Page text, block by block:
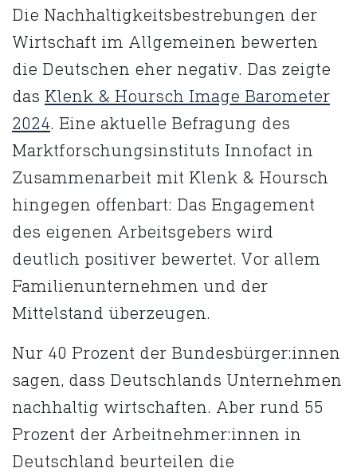
Die Nachhaltigkeitsbestrebungen der
Wirtschaft im Allgemeinen bewerten
die Deutschen eher negativ. Das zeigte
das Klenk & Hoursch Image Barometer
2024. Eine aktuelle Befragung des
Marktforschungsinstituts Innofact in
Zusammenarbeit mit Klenk & Hoursch
hingegen offenbart: Das Engagement
des eigenen Arbeitsgebers wird
deutlich positiver bewertet. Vor allem
Familienunternehmen und der
Mittelstand überzeugen.
Nur 40 Prozent der Bundesbürger:innen
sagen, dass Deutschlands Unternehmen
nachhaltig wirtschaften. Aber rund 55
Prozent der Arbeitnehmer:innen in
Deutschland beurteilen die